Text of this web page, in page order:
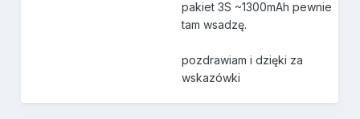
pakiet 3S ~1300mAh pewnie
tam wsadzę.
pozdrawiam i dzięki za
wskazówki